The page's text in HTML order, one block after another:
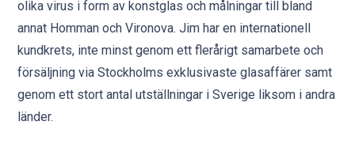
olika virus i form av konstglas och målningar till bland
annat Homman och Vironova. Jim har en internationell
kundkrets, inte minst genom ett flerårigt samarbete och
försäljning via Stockholms exklusivaste glasaffärer samt
genom ett stort antal utställningar i Sverige liksom i andra
länder.